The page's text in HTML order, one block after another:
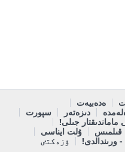
ەدەبيەت
دىزەتەر
سپورت
جىلى!
قىلمىس
ۇلت ايناسى
- ورىندالدى! ٶزەكتٸ